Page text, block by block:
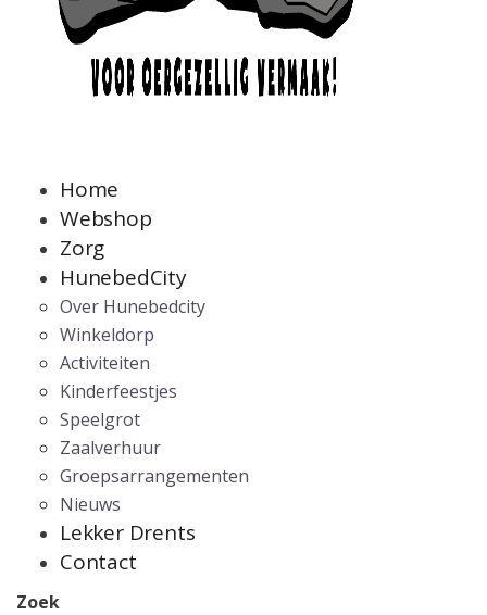
Home
Webshop
Zorg
HunebedCity
Over Hunebedcity
Winkeldorp
Activiteiten
Kinderfeestjes
Speelgrot
Zaalverhuur
Groepsarrangementen
Nieuws
Lekker Drents
Contact
Zoek